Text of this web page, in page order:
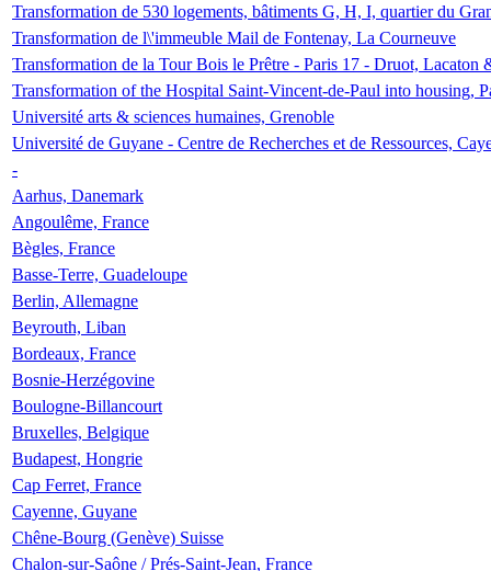
Transformation de 530 logements, bâtiments G, H, I, quartier du
Transformation de l\'immeuble Mail de Fontenay, La Courneuve
Transformation de la Tour Bois le Prêtre - Paris 17 - Druot, Lacaton
Transformation of the Hospital Saint-Vincent-de-Paul into housing,
Université arts & sciences humaines, Grenoble
Université de Guyane - Centre de Recherches et de Ressources,
-
Aarhus, Danemark
Angoulême, France
Bègles, France
Basse-Terre, Guadeloupe
Berlin, Allemagne
Beyrouth, Liban
Bordeaux, France
Bosnie-Herzégovine
Boulogne-Billancourt
Bruxelles, Belgique
Budapest, Hongrie
Cap Ferret, France
Cayenne, Guyane
Chêne-Bourg (Genève) Suisse
Chalon-sur-Saône / Prés-Saint-Jean, France